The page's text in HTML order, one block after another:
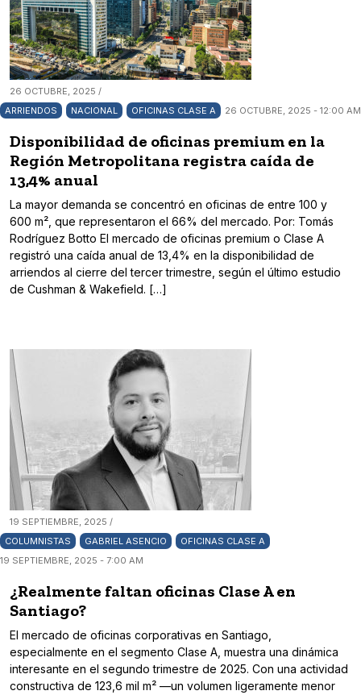
26 OCTUBRE, 2025 /
ARRIENDOS
NACIONAL OFICINAS CLASE A 26 OCTUBRE, 2025 - 12:00 AM
Disponibilidad de oficinas premium en la
Región Metropolitana registra caída de
13,4% anual
La mayor demanda se concentró en oficinas de entre 100 y
600 m², que representaron el 66% del mercado. Por: Tomás
Rodríguez Botto El mercado de oficinas premium o Clase A
registró una caída anual de 13,4% en la disponibilidad de
arriendos al cierre del tercer trimestre, según el último estudio
de Cushman & Wakefield. […]
19 SEPTIEMBRE, 2025 /
COLUMNISTAS
GABRIEL ASENCIO
OFICINAS CLASE A
19 SEPTIEMBRE, 2025 - 7:00 AM
¿Realmente faltan oficinas Clase A en
Santiago?
El mercado de oficinas corporativas en Santiago,
especialmente en el segmento Clase A, muestra una dinámica
interesante en el segundo trimestre de 2025. Con una actividad
constructiva de 123,6 mil m² —un volumen ligeramente menor